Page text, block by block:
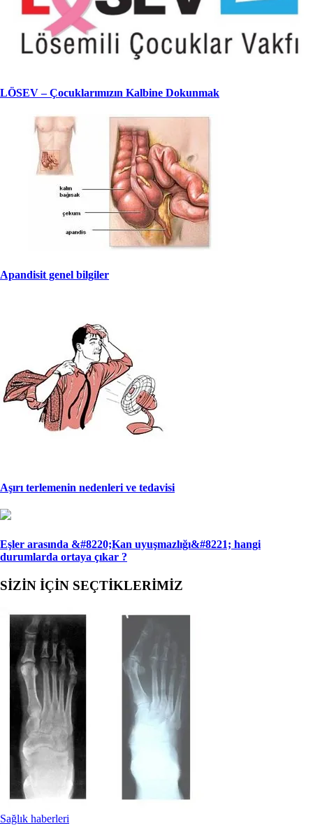
LÖSEV – Çocuklarımızın Kalbine Dokunmak
Apandisit genel bilgiler
Aşırı terlemenin nedenleri ve tedavisi
Eşler arasında &#8220;Kan uyuşmazlığı&#8221; han­gi
durumlarda ortaya çıkar ?
SİZİN İÇİN SEÇTİKLERİMİZ
Sağlık haberleri